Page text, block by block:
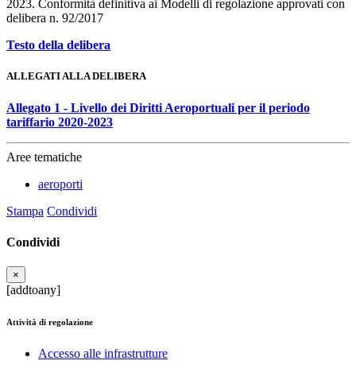
2023. Conformità definitiva ai Modelli di regolazione approvati con
delibera n. 92/2017
Testo della delibera
ALLEGATI ALLA DELIBERA
Allegato 1 - Livello dei Diritti Aeroportuali per il periodo
tariffario 2020-2023
Aree tematiche
aeroporti
Stampa Condividi
Condividi
×
[addtoany]
Attività di regolazione
Accesso alle infrastrutture